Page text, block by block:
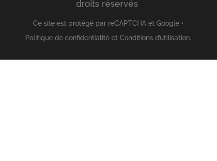
droits réservés
Ce site est protégé par reCAPTCHA et Google •
Politique de confidentialité etConditions d’utilisation.